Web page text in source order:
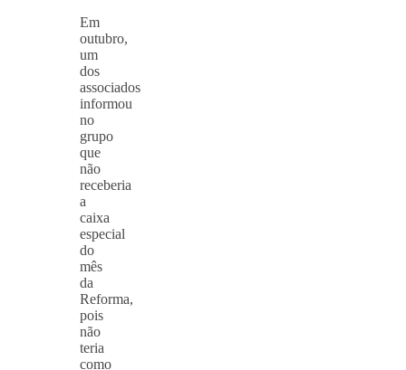
Em
outubro,
um
dos
associados
informou
no
grupo
que
não
receberia
a
caixa
especial
do
mês
da
Reforma,
pois
não
teria
como